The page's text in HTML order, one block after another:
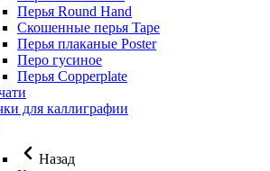
Перья Round Hand
Скошенные перья Tape
Перья плаканые Poster
Перо гусиное
Перья Copperplate
для каллиграфии
Назад